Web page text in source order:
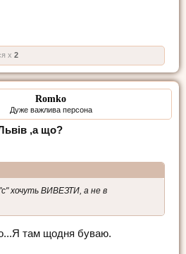
x 2
Romko
Дуже важлива персона
,а що?
хочуть ВИВЕЗТИ, а не в
там щодня буваю.